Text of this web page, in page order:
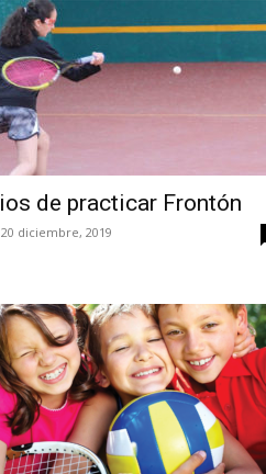
de practicar Frontón
20 diciembre, 2019